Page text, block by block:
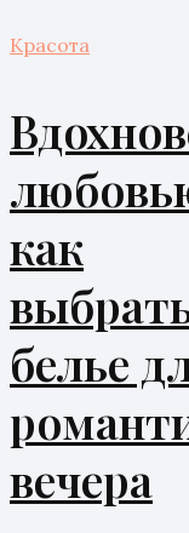
Красота
как
белье
вечера